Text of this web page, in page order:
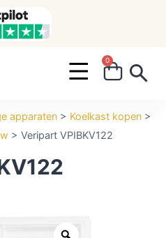
0
apparaten > Koelkast kopen >
> Veripart VPIBKV122